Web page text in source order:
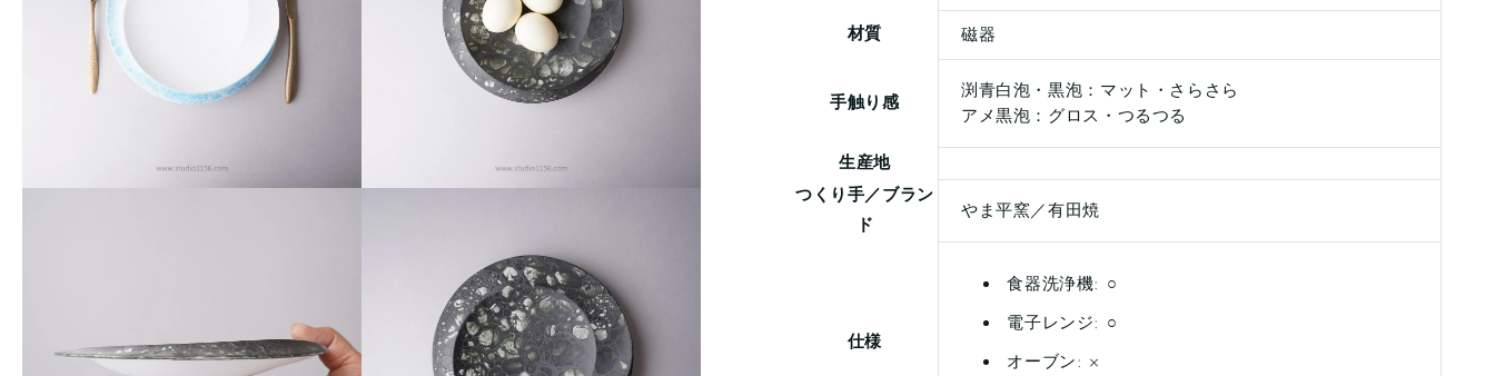
材質
磁器
手触り感 渕青白泡・黒泡 ：マット・さらさら
アメ黒泡：グロス・つるつる
生産地
つくり手／ブラン
ド
やま平窯／有田焼
仕様
食器洗浄機: ○
電子レンジ: ○
オーブン: ×